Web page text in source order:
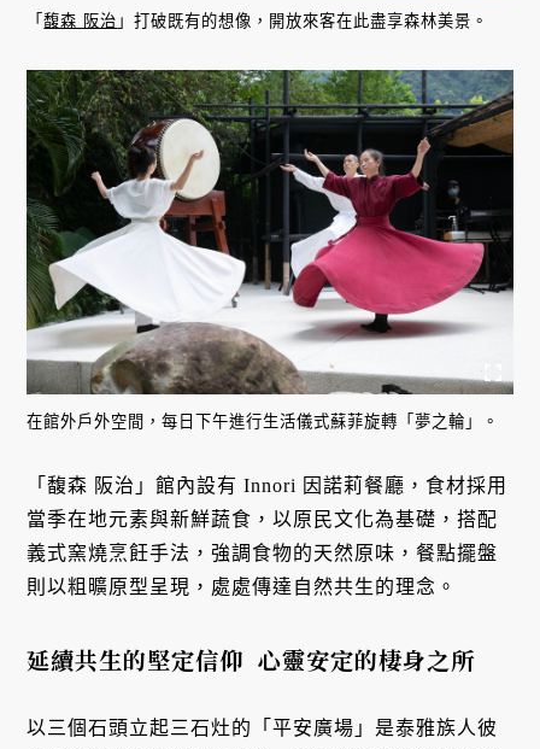
「馥森 阪治 」打破既有的想像，開放來客在此盡享森林美景。
在館外戶外空間，每日下午進行生活儀式蘇菲旋轉「夢之輪」。
「馥森 阪治」館內設有 Innori 因諾莉餐廳，食材採用
當季在地元素與新鮮蔬食，以原民文化為基礎，搭配
義式窯燒烹飪⼿法，強調食物的天然原味，餐點擺盤
則以粗曠原型呈現，處處傳達自然共生的理念。
延續共生的堅定信仰 心靈安定的棲身之所
以三個石頭立起三石灶的「平安廣場」是泰雅族人彼